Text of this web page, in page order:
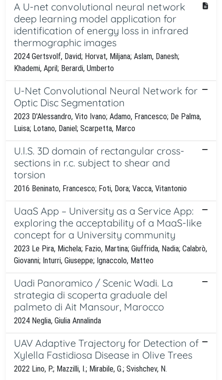
A U-net convolutional neural network
deep learning model application for
identification of energy loss in infrared
thermographic images
2024 Gertsvolf, David; Horvat, Miljana; Aslam, Danesh;
Khademi, April; Berardi, Umberto
U-Net Convolutional Neural Network for
Optic Disc Segmentation
2023 D'Alessandro, Vito Ivano; Adamo, Francesco; De Palma,
Luisa; Lotano, Daniel; Scarpetta, Marco
U.l.S. 3D domain of rectangular cross-
sections in r.c. subject to shear and
torsion
2016 Beninato, Francesco; Foti, Dora; Vacca, Vitantonio
UaaS App – University as a Service App:
exploring the acceptability of a MaaS-like
concept for a University community
2023 Le Pira, Michela; Fazio, Martina; Giuffrida, Nadia; Calabrò,
Giovanni; Inturri, Giuseppe; Ignaccolo, Matteo
Uadi Panoramico / Scenic Wadi. La
strategia di scoperta graduale del
palmeto di Ait Mansour, Marocco
2024 Neglia, Giulia Annalinda
UAV Adaptive Trajectory for Detection of
Xylella Fastidiosa Disease in Olive Trees
2022 Lino, P.; Mazzilli, I.; Mirabile, G.; Svishchev, N.